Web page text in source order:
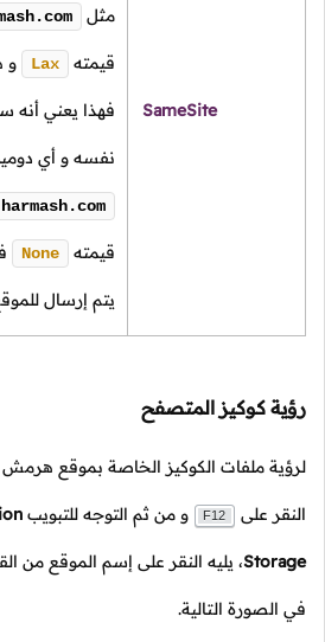
SameSite
مثل
قيمته Lax و
فهذا يعني أنه
نفسه و أي
قيمته None
يتم إرسال
رؤية كوكيز المتصفح
لرؤية ملفات الكوكيز الخاصة بموقع
النقر على F12 و من ثم التوجه للتبويب
Storage، يليه النقر على إسم الموقع من
في الصورة التالية.